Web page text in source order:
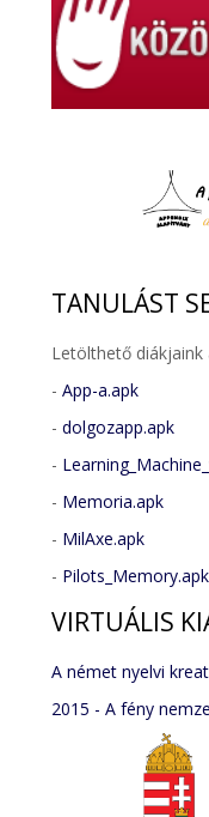
TANULÁST
Letölthető
-App-a.apk
-dolgozapp.apk
-
- Memoria.apk
- MilAxe.apk
- Pilots_Memory.apk
VIRTUÁLIS
A német nyelvi
2015 - A fény